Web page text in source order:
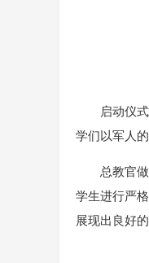
启动仪
学们以军人
总教官
学生进行严
展现出良好